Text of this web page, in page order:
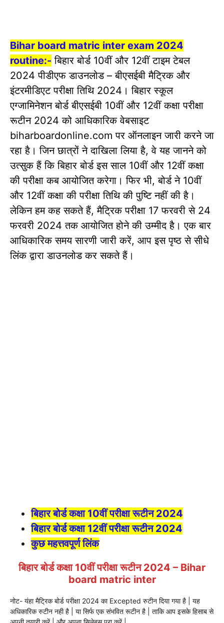
Bihar board matric inter exam 2024
routine:- बिहार बोर्ड 10वीं और 12वीं टाइम टेबल
2024 पीडीएफ डाउनलोड – बीएसईबी मैट्रिक और
इंटरमीडिएट परीक्षा तिथि 2024। बिहार स्कूल
एग्जामिनेशन बोर्ड बीएसईबी 10वीं और 12वीं कक्षा परीक्षा
रूटीन 2024 को आधिकारिक वेबसाइट
biharboardonline.com पर ऑनलाइन जारी करने जा
रहा है। जिन छात्रों ने दाखिला लिया है, वे यह जानने को
उत्सुक हैं कि बिहार बोर्ड इस साल 10वीं और 12वीं कक्षा
की परीक्षा कब आयोजित करेगा। फिर भी, बोर्ड ने 10वीं
और 12वीं कक्षा की परीक्षा तिथि की पुष्टि नहीं की है।
लेकिन हम कह सकते हैं, मैट्रिक परीक्षा 17 फरवरी से 24
फरवरी 2024 तक आयोजित होने की उम्मीद है। एक बार
आधिकारिक समय सारणी जारी करें, आप इस पृष्ठ से सीधे
लिंक द्वारा डाउनलोड कर सकते हैं।
बिहार बोर्ड कक्षा 10वीं परीक्षा रूटीन 2024
बिहार बोर्ड कक्षा 12वीं परीक्षा रूटीन 2024
कुछ महत्तवपूर्ण लिंक
बिहार बोर्ड कक्षा 10वीं परीक्षा रूटीन 2024 – Bihar
board matric inter
नोट- यंहा मैट्रिक बोर्ड परीक्षा 2024 का Excepted रुटीन दिया गया है | यह
अधिकारिक रुटीन नही है | या सिर्फ एक संभवित रूटीन है | ताकि आप इसके हिसाब से